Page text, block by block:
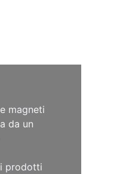
magneti
da un
prodotti